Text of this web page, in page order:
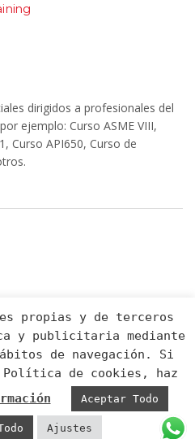
dirigidos a profesionales del
ejemplo: Curso ASME VIII,
Curso API650, Curso de
- Copyright ©2026.
propias y de terceros
y publicitaria mediante
de navegación. Si
de cookies, haz
Aceptar Todo
Ajustes